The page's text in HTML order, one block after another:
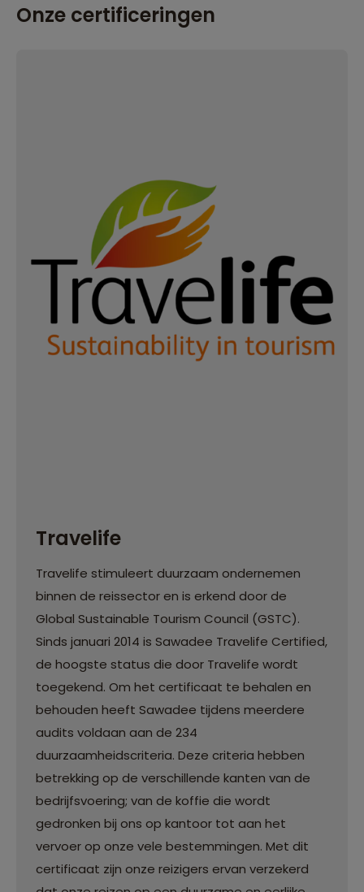
Onze certificeringen
Travelife
Travelife stimuleert duurzaam ondernemen
binnen de reissector en is erkend door de
Global Sustainable Tourism Council (GSTC).
Sinds januari 2014 is Sawadee Travelife Certified,
de hoogste status die door Travelife wordt
toegekend. Om het certificaat te behalen en
behouden heeft Sawadee tijdens meerdere
audits voldaan aan de 234
duurzaamheidscriteria. Deze criteria hebben
betrekking op de verschillende kanten van de
bedrijfsvoering; van de koffie die wordt
gedronken bij ons op kantoor tot aan het
vervoer op onze vele bestemmingen. Met dit
certificaat zijn onze reizigers ervan verzekerd